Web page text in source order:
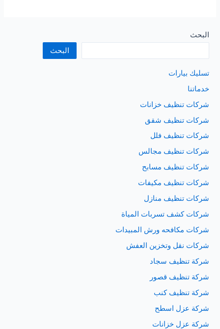
محايل
عسير
البحث
البحث
تسليك بيارات
خدماتنا
شركات تنظيف خزانات
شركات تنظيف شقق
شركات تنظيف فلل
شركات تنظيف مجالس
شركات تنظيف مسابح
شركات تنظيف مكيفات
شركات تنظيف منازل
شركات كشف تسربات المياة
شركات مكافحه ورش المبيدات
شركات نقل وتخزين العفش
شركة تنظيف سجاد
شركة تنظيف قصور
شركة تنظيف كنب
شركة عزل اسطح
شركة عزل خزانات